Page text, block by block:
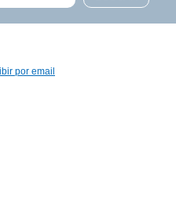
por email